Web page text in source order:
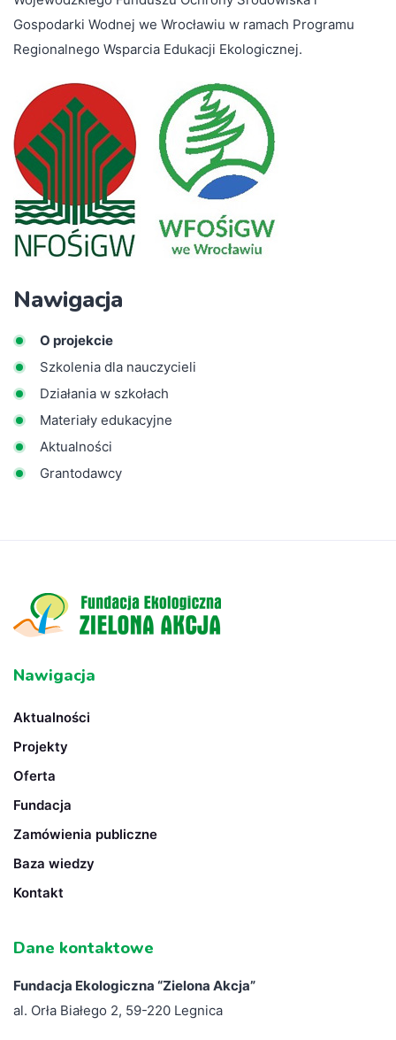
Gospodarki Wodnej we Wrocławiu w ramach Programu
Regionalnego Wsparcia Edukacji Ekologicznej.
Nawigacja
O projekcie
Szkolenia dla nauczycieli
Działania w szkołach
Materiały edukacyjne
Aktualności
Grantodawcy
Nawigacja
Aktualności
Projekty
Oferta
Fundacja
Zamówienia publiczne
Baza wiedzy
Kontakt
Dane kontaktowe
Fundacja Ekologiczna “Zielona Akcja”
al. Orła Białego 2, 59-220 Legnica